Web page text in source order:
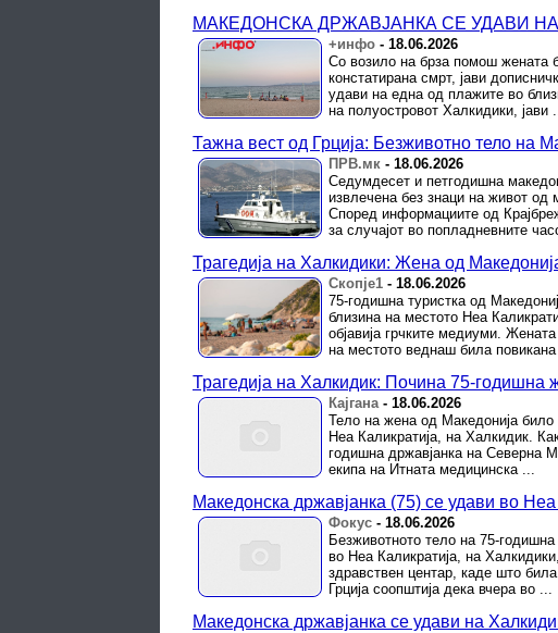
МАКЕДОНСКА ДРЖАВЈАНКА СЕ УДАВИ НА
+инфо - 18.06.2026
Со возило на брза помош жената
констатирана смрт, јави
удави на една од плажите во
на полуостровот Халкидики, јави
Тажна вест од Грција: Безживотно тело на
ПРВ.мк - 18.06.2026
Седумдесет и петгодишна
извлечена без знаци на живот од
Според информациите од
за случајот во попладневните
Трагедија на Халкидики: Жена од
Скопје1 - 18.06.2026
75-годишна туристка од
близина на местото Неа
објавија грчките медиуми.
на местото веднаш била
Трагедија на Халкидик: Почина 75-годишна
Кајгана- 18.06.2026
Тело на жена од Македонија
Неа Каликратија, на Халкидик.
годишна државјанка на Северна
екипа на Итната медицинска ...
Македонска државјанка (75) се удави во Неа
Фокус - 18.06.2026
Безживотното тело на 75-
во Неа Каликратија, на
здравствен центар, каде што
Грција соопштија дека вчера во ...
Македонска државјанка се удави на